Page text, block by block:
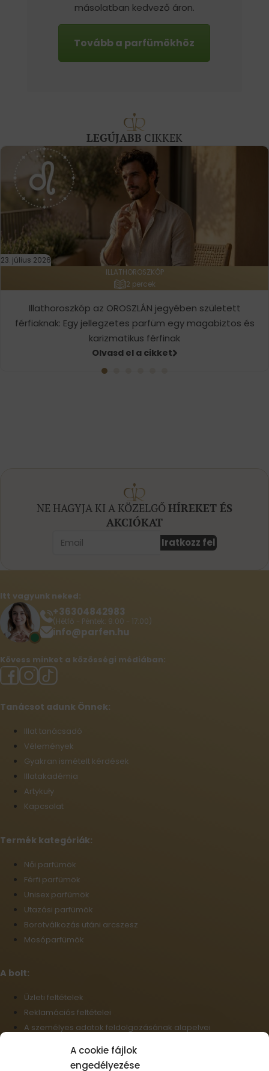
A cookie fájlok
engedélyezése
másolatban kedvező áron.
Tovább a parfümökhöz
LEGÚJABB CIKKEK
23. július 2026
ILLATHOROSZKÓP
2 percek
Illathoroszkóp az OROSZLÁN jegyében született
férfiaknak: Egy jellegzetes parfüm egy magabiztos és
karizmatikus férfinak
Olvasd el a cikket
NE HAGYJA KI A KÖZELGŐ HÍREKET ÉS
AKCIÓKAT
Iratkozz fel
Itt vagyunk neked:
+36304842983
(Hétfő - Péntek: 9:00 - 17:00)
info@parfen.hu
Kövess minket a közösségi médiában:
Tanácsot adunk Önnek:
Illat tanácsadó
Vélemények
Gyakran ismételt kérdések
Illatakadémia
Artykuły
Kapcsolat
Termék kategóriák:
Női parfümök
Férfi parfümök
Unisex parfümök
Utazási parfümök
Borotválkozás utáni arcszesz
Mosóparfümök
A bolt:
Üzleti feltételek
Reklamációs feltételei
A személyes adatok feldolgozásának alapelvei
Cookie-fájlok